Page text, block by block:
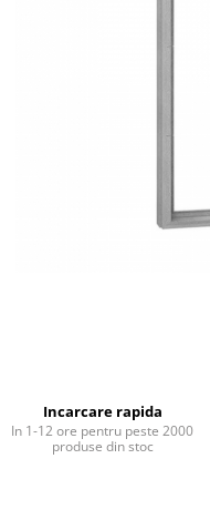
Incarcare rapida
In 1-12 ore pentru peste 2000
produse din stoc